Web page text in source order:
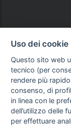
Uso dei cookie
Questo sito web
tecnico (per
rendere più
consenso, di
in linea con le
dell’utilizzo delle
per effettuare